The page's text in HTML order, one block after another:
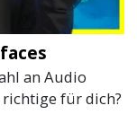
an Audio
für dich?